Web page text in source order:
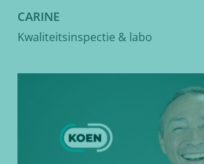
CARINE
Kwaliteitsinspectie & labo